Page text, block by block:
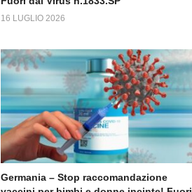
16 LUGLIO 2026
Germania – Stop raccomandazione